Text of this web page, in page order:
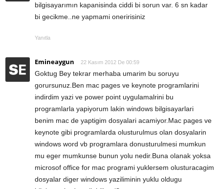
bilgisayarımın kapanisinda ciddi bi sorun var. 6 sn kadar
bi gecikme..ne yapmami oneririsiniz
Yanıtla
Emineaygun 22 Kasım 2012 De 00:59
Goktug Bey tekrar merhaba umarim bu soruyu
gorursunuz.Ben mac pages ve keynote programlarini
indirdim yazi ve power point uygulamalrini bu
programlarla yapiyorum lakin windows bilgisayarlari
benim mac de yaptigim dosyalari acamiyor.Mac pages ve
keynote gibi programlarda olusturulmus olan dosyalarin
windows word vb programlara donusturulmesi mumkun
mu eger mumkunse bunun yolu nedir.Buna olanak yoksa
microsof office for mac programi yuklersem olusturacagim
dosyalar diger windows yaziliminin yuklu oldugu